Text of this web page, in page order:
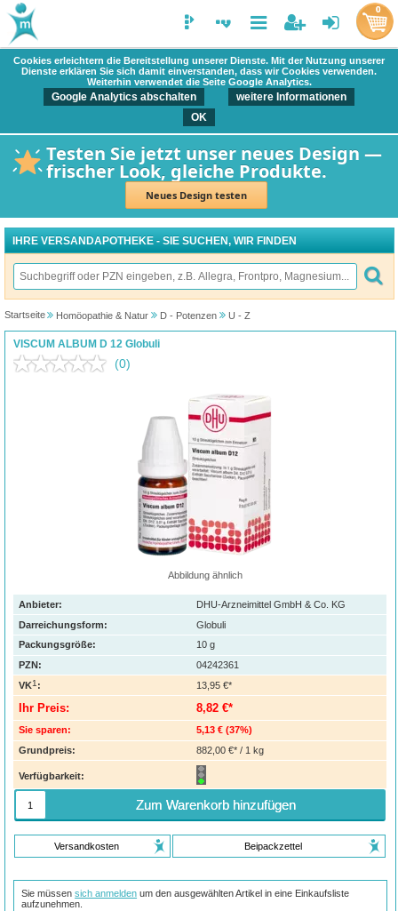
Cookies erleichtern die Bereitstellung unserer Dienste. Mit der Nutzung unserer
Dienste erklären Sie sich damit einverstanden, dass wir Cookies verwenden.
Weiterhin verwendet die Seite Google Analytics.
Google Analytics abschalten
weitere Informationen
OK
Testen Sie jetzt unser neues Design —
frischer Look, gleiche Produkte.
Neues Design testen
0
IHRE VERSANDAPOTHEKE - SIE SUCHEN, WIR FINDEN
Startseite Homöopathie & Natur D - Potenzen U - Z
VISCUM ALBUM D 12 Globuli
(0)
Abbildung ähnlich
Anbieter:
DHU-Arzneimittel GmbH & Co. KG
Darreichungsform:
Globuli
Packungsgröße:
10 g
PZN:
04242361
VK1: 13,95 €*
Ihr Preis: 8,82 €*
Sie sparen: 5,13 € (37%)
Grundpreis:
882,00 €* / 1 kg
Verfügbarkeit:
Zum Warenkorb hinzufügen
Versandkosten Beipackzettel
Sie müssensich anmelden um den ausgewählten Artikel in eine Einkaufsliste
aufzunehmen.